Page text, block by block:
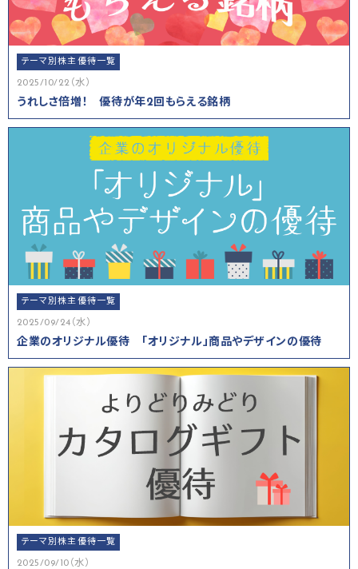
テーマ別株主優待一覧
2025/10/22（水）
うれしさ倍増！ 優待が年2回もらえる銘柄
テーマ別株主優待一覧
2025/09/24（水）
企業のオリジナル優待 「オリジナル」商品やデザインの優待
テーマ別株主優待一覧
2025/09/10（水）